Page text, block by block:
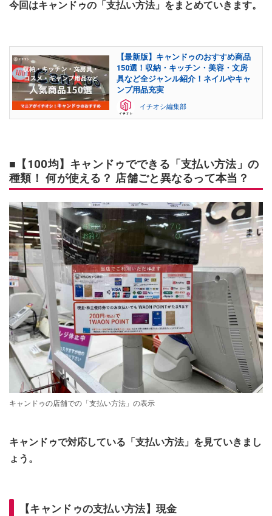
今回はキャンドゥの「支払い方法」をまとめていきます。
【最新版】キャンドゥのおすすめ商品
150選！収納・キッチン・美容・文房
具など全ジャンル紹介！ネイルやキャ
ンプ用品充実
イチオシ編集部
■【100均】キャンドゥでできる「支払い方法」の
種類！ 何が使える？ 店舗ごと異なるって本当？
キャンドゥの店舗での「支払い方法」の表示
キャンドゥで対応している「支払い方法」を見ていきまし
ょう。
【キャンドゥの支払い方法】現金